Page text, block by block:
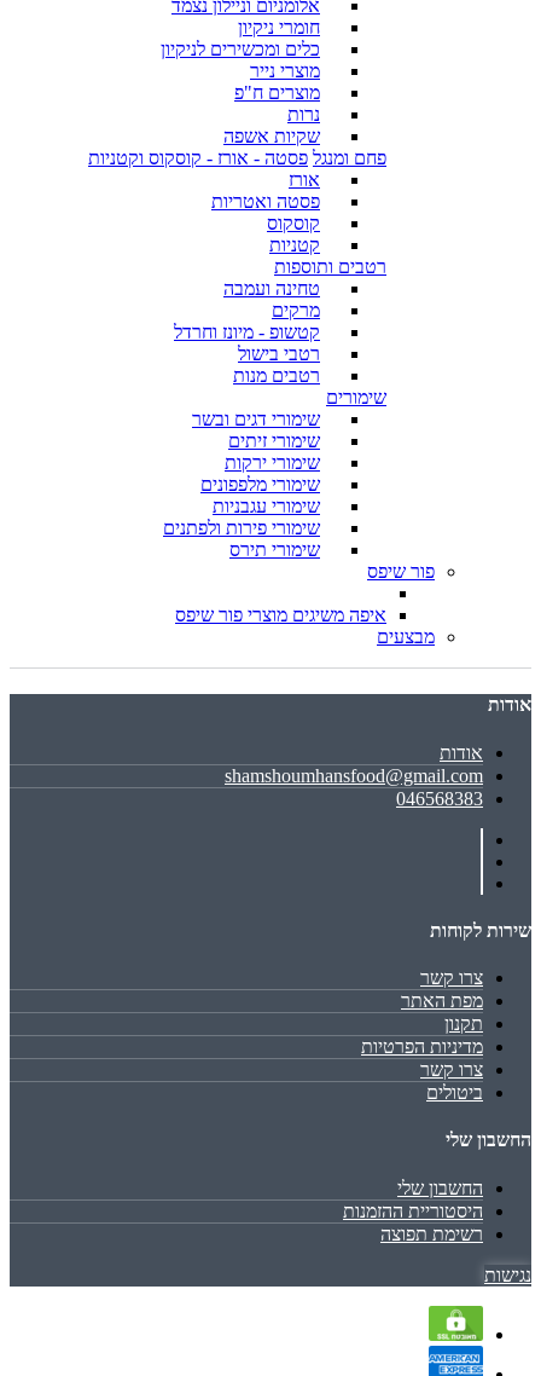
אלומניום וניילון נצמד
חומרי ניקיון
כלים ומכשירים לניקיון
מוצרי נייר
מוצרים ח"פ
נרות
שקיות אשפה
פחם ומנגל פסטה - אורז - קוסקוס וקטניות
אורז
פסטה ואטריות
קוסקוס
קטניות
רטבים ותוספות
טחינה ועמבה
מרקים
קטשופ - מיונז וחרדל
רטבי בישול
רטבים מנות
שימורים
שימורי דגים ובשר
שימורי זיתים
שימורי ירקות
שימורי מלפפונים
שימורי עגבניות
שימורי פירות ולפתנים
שימורי תירס
פור שיפס
איפה משיגים מוצרי פור שיפס
מבצעים
אודות
אודות
shamshoumhansfood@gmail.com
046568383
שירות לקוחות
צרו קשר
מפת האתר
תקנון
מדיניות הפרטיות
צרו קשר
ביטולים
החשבון שלי
החשבון שלי
היסטוריית ההזמנות
רשימת תפוצה
נגישות